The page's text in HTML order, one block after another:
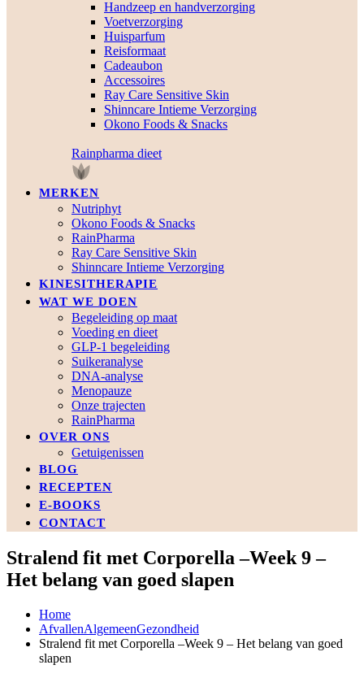
Handzeep en handverzorging
Voetverzorging
Huisparfum
Reisformaat
Cadeaubon
Accessoires
Ray Care Sensitive Skin
Shinncare Intieme Verzorging
Okono Foods & Snacks
Rainpharma dieet
MERKEN
Nutriphyt
Okono Foods & Snacks
RainPharma
Ray Care Sensitive Skin
Shinncare Intieme Verzorging
KINESITHERAPIE
WAT WE DOEN
Begeleiding op maat
Voeding en dieet
GLP-1 begeleiding
Suikeranalyse
DNA-analyse
Menopauze
Onze trajecten
RainPharma
OVER ONS
Getuigenissen
BLOG
RECEPTEN
E-BOOKS
CONTACT
Stralend fit met Corporella –Week 9 –
Het belang van goed slapen
Home
AfvallenAlgemeenGezondheid
Stralend fit met Corporella –Week 9 – Het belang van goed
slapen